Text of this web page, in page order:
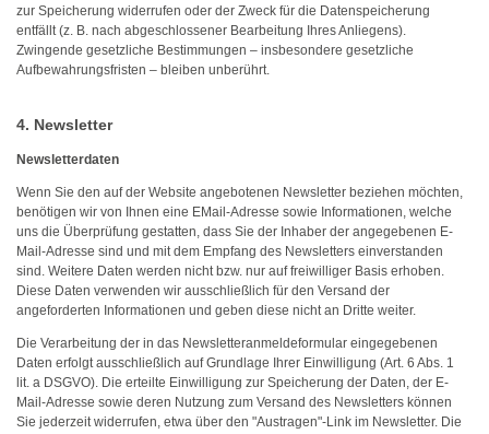
zur Speicherung widerrufen oder der Zweck für die Datenspeicherung
entfällt (z. B. nach abgeschlossener Bearbeitung Ihres Anliegens).
Zwingende gesetzliche Bestimmungen – insbesondere gesetzliche
Aufbewahrungsfristen – bleiben unberührt.
4. Newsletter
Newsletterdaten
Wenn Sie den auf der Website angebotenen Newsletter beziehen möchten,
benötigen wir von Ihnen eine EMail-Adresse sowie Informationen, welche
uns die Überprüfung gestatten, dass Sie der Inhaber der angegebenen E-
Mail-Adresse sind und mit dem Empfang des Newsletters einverstanden
sind. Weitere Daten werden nicht bzw. nur auf freiwilliger Basis erhoben.
Diese Daten verwenden wir ausschließlich für den Versand der
angeforderten Informationen und geben diese nicht an Dritte weiter.
Die Verarbeitung der in das Newsletteranmeldeformular eingegebenen
Daten erfolgt ausschließlich auf Grundlage Ihrer Einwilligung (Art. 6 Abs. 1
lit. a DSGVO). Die erteilte Einwilligung zur Speicherung der Daten, der E-
Mail-Adresse sowie deren Nutzung zum Versand des Newsletters können
Sie jederzeit widerrufen, etwa über den "Austragen"-Link im Newsletter. Die